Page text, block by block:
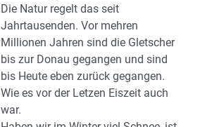
Die Natur regelt das seit
Jahrtausenden. Vor mehren
Millionen Jahren sind die Gletscher
bis zur Donau gegangen und sind
bis Heute eben zurück gegangen.
Wie es vor der Letzen Eiszeit auch
war.